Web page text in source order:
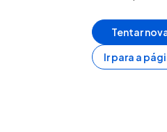
Tentar
Ir para a